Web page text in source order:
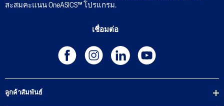
สะสมคะแนน OneASICS™ โปรแกรม.
เชื่อมต่อ
ลูกค้าสัมพันธ์